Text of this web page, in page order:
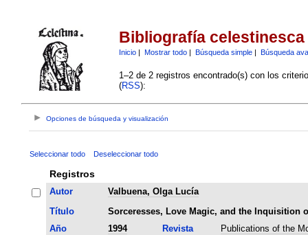
Bibliografía celestinesca
Inicio| Mostrar todo| Búsqueda simple| Búsqueda
1–2 de 2 registros encontrado(s) con los
(RSS):
Opciones de búsqueda y visualización
Seleccionar todo Deseleccionar todo
Registros
Autor
Valbuena, Olga Lucía
Título
Sorceresses, Love Magic, and the Inquisition
Año
1994 Revista
Publications of the